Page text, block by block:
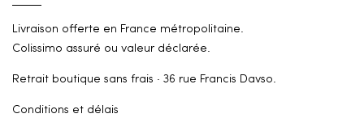
Livraison offerte en France métropolitaine.
Colissimo assuré ou valeur déclarée.
Retrait boutique sans frais · 36 rue Francis Davso.
Conditions et délais